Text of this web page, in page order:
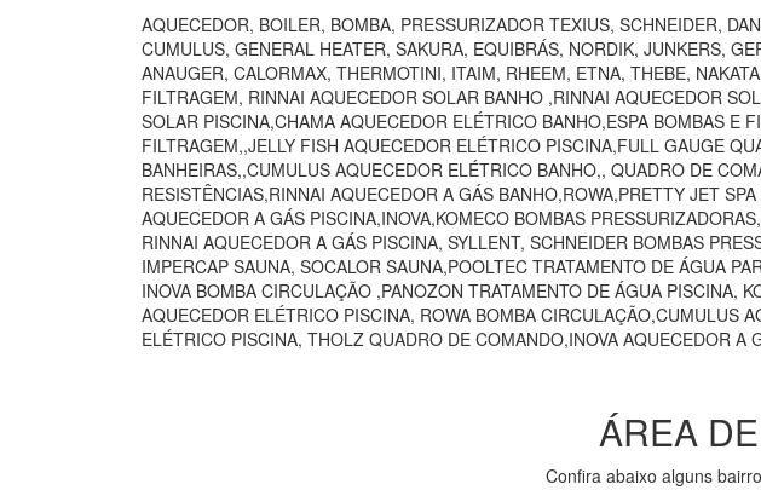
AQUECEDOR, BOILER, BOMBA, PRESSURIZADOR TEXIUS, SCHNEIDER,
CUMULUS, GENERAL HEATER, SAKURA, EQUIBRÁS, NORDIK, JUNKERS,
ANAUGER, CALORMAX, THERMOTINI, ITAIM, RHEEM, ETNA, THEBE,
FILTRAGEM, RINNAI AQUECEDOR SOLAR BANHO ,RINNAI AQUECEDOR
SOLAR PISCINA,CHAMA AQUECEDOR ELÉTRICO BANHO,ESPA BOMBAS E
FILTRAGEM,,JELLY FISH AQUECEDOR ELÉTRICO PISCINA,FULL GAUGE
BANHEIRAS,,CUMULUS AQUECEDOR ELÉTRICO BANHO,, QUADRO DE
RESISTÊNCIAS,RINNAI AQUECEDOR A GÁS BANHO,ROWA,PRETTY JET
AQUECEDOR A GÁS PISCINA,INOVA,KOMECO BOMBAS
RINNAI AQUECEDOR A GÁS PISCINA, SYLLENT, SCHNEIDER BOMBAS
IMPERCAP SAUNA, SOCALOR SAUNA,POOLTEC TRATAMENTO DE ÁGUA
INOVA BOMBA CIRCULAÇÃO ,PANOZON TRATAMENTO DE ÁGUA PISCINA,
AQUECEDOR ELÉTRICO PISCINA, ROWA BOMBA CIRCULAÇÃO,CUMULUS
ELÉTRICO PISCINA, THOLZ QUADRO DE COMANDO,INOVA AQUECEDOR A
ÁREA
Confira abaixo alguns